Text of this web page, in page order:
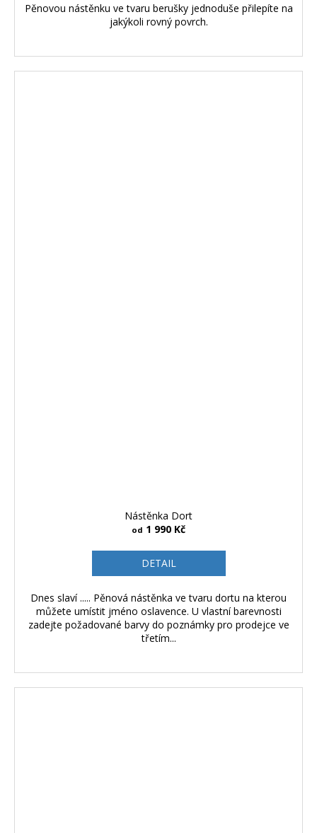
Pěnovou nástěnku ve tvaru berušky jednoduše přilepíte na
jakýkoli rovný povrch.
Nástěnka Dort
od 1 990 Kč
DETAIL
Dnes slaví ..... Pěnová nástěnka ve tvaru dortu na kterou
můžete umístit jméno oslavence. U vlastní barevnosti
zadejte požadované barvy do poznámky pro prodejce ve
třetím...